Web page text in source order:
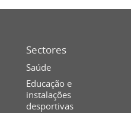
Sectores
Saúde
Educação e
instalações
desportivas